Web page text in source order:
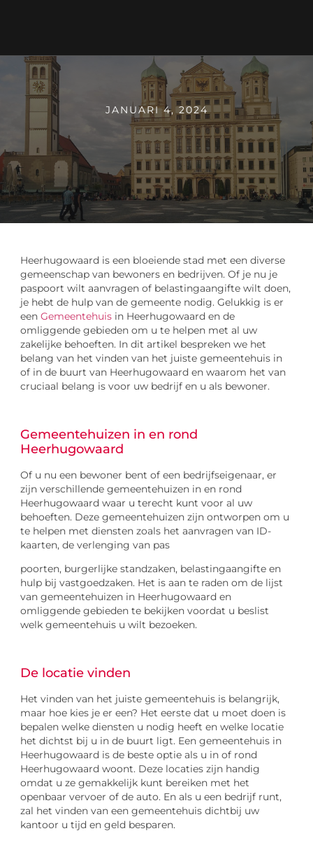
JANUARI 4, 2024
Heerhugowaard is een bloeiende stad met een diverse
gemeenschap van bewoners en bedrijven. Of je nu je
paspoort wilt aanvragen of belastingaangifte wilt doen,
je hebt de hulp van de gemeente nodig. Gelukkig is er
eenGemeentehuis in Heerhugowaard en de
omliggende gebieden om u te helpen met al uw
zakelijke behoeften. In dit artikel bespreken we het
belang van het vinden van het juiste gemeentehuis in
of in de buurt van Heerhugowaard en waarom het van
cruciaal belang is voor uw bedrijf en u als bewoner.
Gemeentehuizen in en rond
Heerhugowaard
Of u nu een bewoner bent of een bedrijfseigenaar, er
zijn verschillende gemeentehuizen in en rond
Heerhugowaard waar u terecht kunt voor al uw
behoeften. Deze gemeentehuizen zijn ontworpen om u
te helpen met diensten zoals het aanvragen van ID-
kaarten, de verlenging van pas
poorten, burgerlijke standzaken, belastingaangifte en
hulp bij vastgoedzaken. Het is aan te raden om de lijst
van gemeentehuizen in Heerhugowaard en
omliggende gebieden te bekijken voordat u beslist
welk gemeentehuis u wilt bezoeken.
De locatie vinden
Het vinden van het juiste gemeentehuis is belangrijk,
maar hoe kies je er een? Het eerste dat u moet doen is
bepalen welke diensten u nodig heeft en welke locatie
het dichtst bij u in de buurt ligt. Een gemeentehuis in
Heerhugowaard is de beste optie als u in of rond
Heerhugowaard woont. Deze locaties zijn handig
omdat u ze gemakkelijk kunt bereiken met het
openbaar vervoer of de auto. En als u een bedrijf runt,
zal het vinden van een gemeentehuis dichtbij uw
kantoor u tijd en geld besparen.